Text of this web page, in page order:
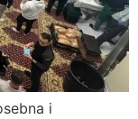
i